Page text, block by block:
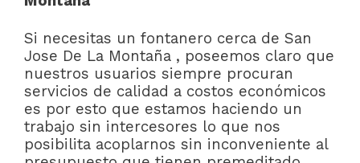
Si necesitas un fontanero cerca de San
Jose De La Montaña , poseemos claro que
nuestros usuarios siempre procuran
servicios de calidad a costos económicos
es por esto que estamos haciendo un
trabajo sin intercesores lo que nos
posibilita acoplarnos sin inconveniente al